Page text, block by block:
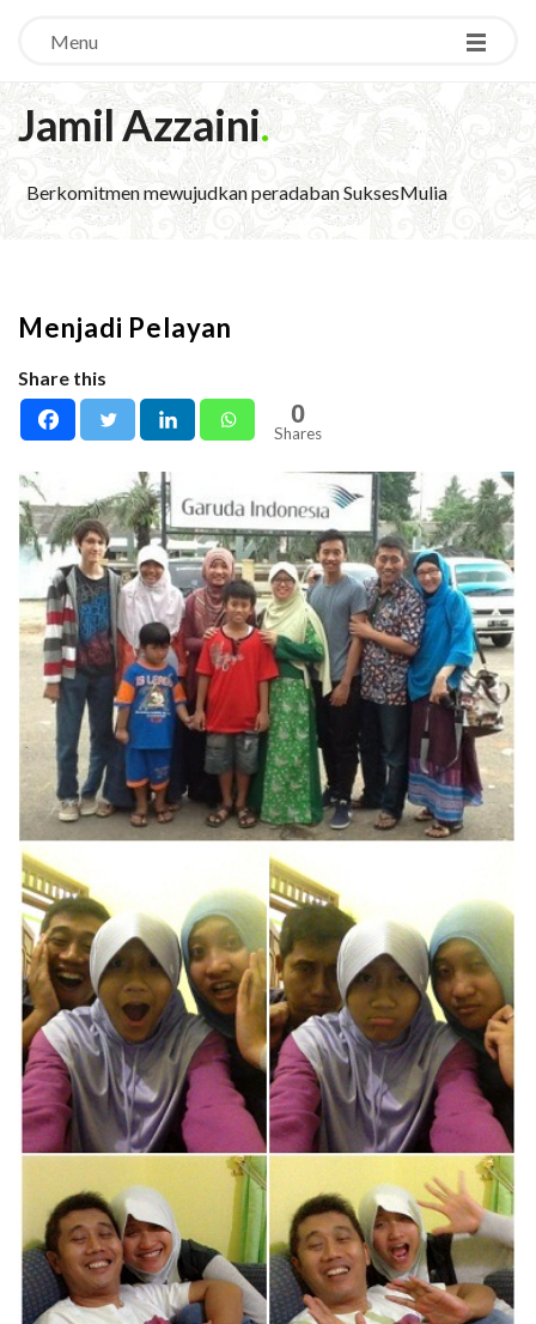
Menu
Jamil Azzaini.
Berkomitmen mewujudkan peradaban SuksesMulia
Menjadi Pelayan
Share this
0
Shares